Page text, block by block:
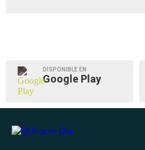
DISPONIBLE EN
Google Play